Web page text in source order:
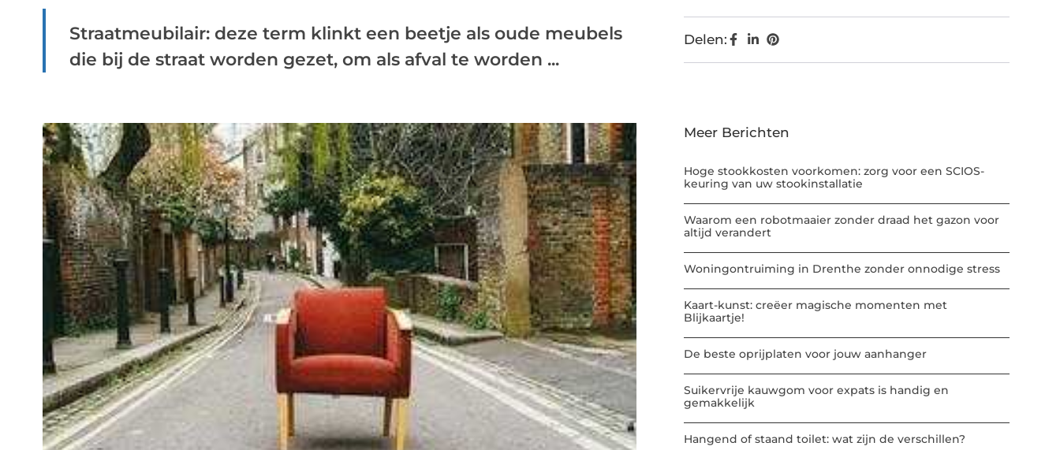
Straatmeubilair: deze term klinkt een beetje als oude meubels
die bij de straat worden gezet, om als afval te worden ...
Delen:
Meer Berichten
Hoge stookkosten voorkomen: zorg voor een SCIOS-
keuring van uw stookinstallatie
Waarom een robotmaaier zonder draad het gazon voor
altijd verandert
Woningontruiming in Drenthe zonder onnodige stress
Kaart-kunst: creëer magische momenten met
Blijkaartje!
De beste oprijplaten voor jouw aanhanger
Suikervrije kauwgom voor expats is handig en
gemakkelijk
Hangend of staand toilet: wat zijn de verschillen?